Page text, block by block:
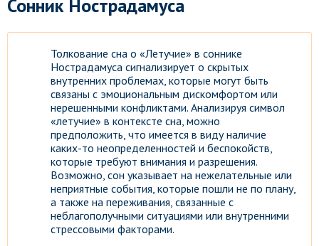
Сонник Нострадамуса
Толкование сна о «Летучие» в соннике
Нострадамуса сигнализирует о скрытых
внутренних проблемах, которые могут быть
связаны с эмоциональным дискомфортом или
нерешенными конфликтами. Анализируя символ
«летучие» в контексте сна, можно
предположить, что имеется в виду наличие
каких-то неопределенностей и беспокойств,
которые требуют внимания и разрешения.
Возможно, сон указывает на нежелательные или
неприятные события, которые пошли не по плану,
а также на переживания, связанные с
неблагополучными ситуациями или внутренними
стрессовыми факторами.